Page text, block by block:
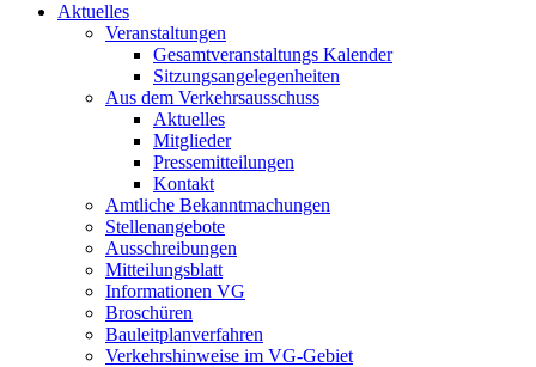
Aktuelles
Veranstaltungen
Gesamtveranstaltungs Kalender
Sitzungsangelegenheiten
Aus dem Verkehrsausschuss
Aktuelles
Mitglieder
Pressemitteilungen
Kontakt
Amtliche Bekanntmachungen
Stellenangebote
Ausschreibungen
Mitteilungsblatt
Informationen VG
Broschüren
Bauleitplanverfahren
Verkehrshinweise im VG-Gebiet